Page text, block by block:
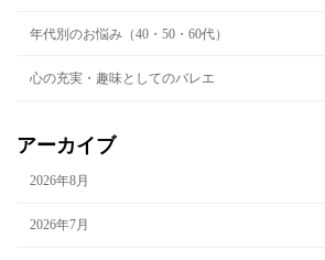
年代別のお悩み（40・50・60代）
心の充実・趣味としてのバレエ
アーカイブ
2026年8月
2026年7月